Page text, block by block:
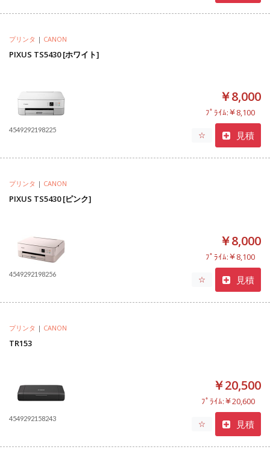
プリンタ | CANON
PIXUS TS5430 [ホワイト]
4549292198225
￥8,000
ﾌﾟﾗｲﾑ:￥8,100
☆ 見積
プリンタ | CANON
PIXUS TS5430 [ピンク]
4549292198256
￥8,000
ﾌﾟﾗｲﾑ:￥8,100
☆ 見積
プリンタ | CANON
TR153
4549292158243
￥20,500
ﾌﾟﾗｲﾑ:￥20,600
☆ 見積